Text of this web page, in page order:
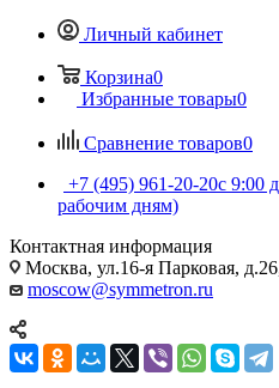
Личный кабинет
Корзина0
Избранные товары0
Сравнение товаров0
+7 (495) 961-20-20с 9:00
рабочим дням)
Контактная информация
Москва, ул.16-я Парковая,
moscow@symmetron.ru